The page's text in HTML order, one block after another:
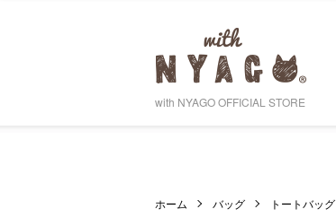
with NYAGO OFFICIAL STORE
ホーム バッグ トートバッグ